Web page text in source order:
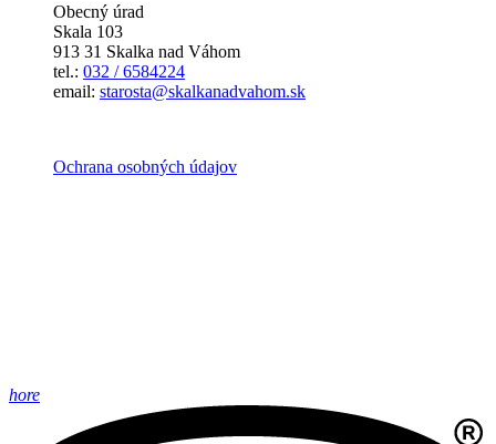
Obecný úrad
Skala 103
913 31 Skalka nad Váhom
tel.: 032 / 6584224
email: starosta@skalkanadvahom.sk
Ochrana osobných údajov
hore